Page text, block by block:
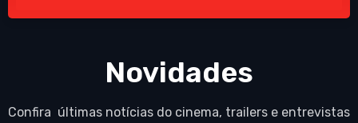
Novidades
Confira últimas notícias do cinema, trailers e entrevistas